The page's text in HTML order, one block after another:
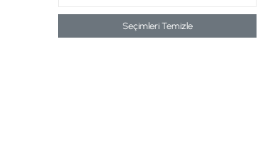
Seçimleri Temizle